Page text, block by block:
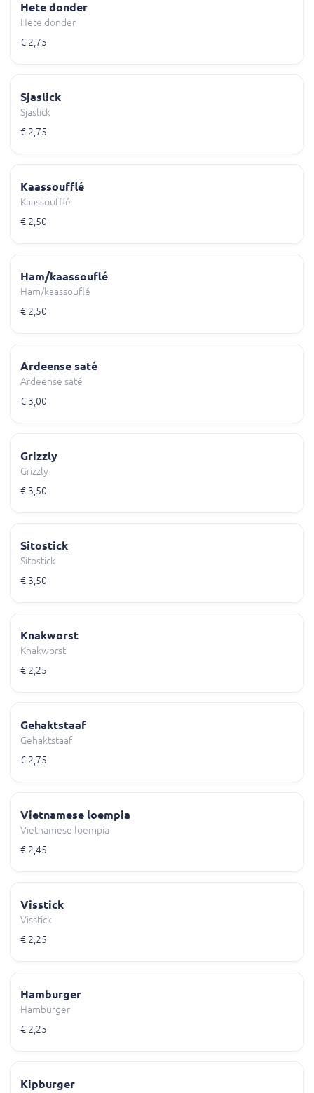
Hete donder
Hete donder
€ 2,75
Sjaslick
Sjaslick
€ 2,75
Kaassoufflé
Kaassoufflé
€ 2,50
Ham/kaassouflé
Ham/kaassouflé
€ 2,50
Ardeense saté
Ardeense saté
€ 3,00
Grizzly
Grizzly
€ 3,50
Sitostick
Sitostick
€ 3,50
Knakworst
Knakworst
€ 2,25
Gehaktstaaf
Gehaktstaaf
€ 2,75
Vietnamese loempia
Vietnamese loempia
€ 2,45
Visstick
Visstick
€ 2,25
Hamburger
Hamburger
€ 2,25
Kipburger